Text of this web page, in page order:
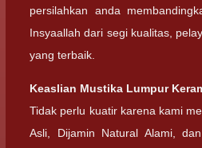
persilahkan anda
Insyaallah dari segi kualitas,
yang terbaik.
Keaslian Mustika Lumpur
Tidak perlu kuatir karena kami
Asli, Dijamin Natural Alami,